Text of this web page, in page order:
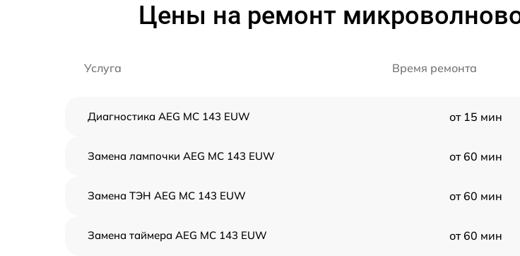
Цены на ремонт
Услуга Время ремонта
Диагностика AEG MC 143 EUW от 15 мин
Замена лампочки AEG MC 143 EUW от 60 мин
Замена ТЭН AEG MC 143 EUW от 60 мин
Замена таймера AEG MC 143 EUW от 60 мин